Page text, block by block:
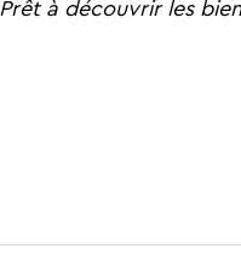
Prêt à découvrir les